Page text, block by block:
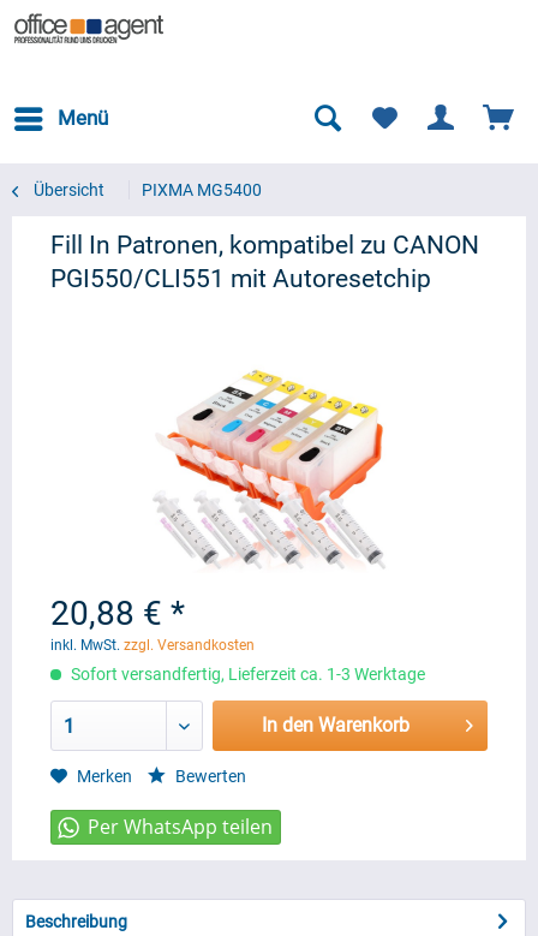
Menü
Übersicht PIXMA MG5400
Fill In Patronen, kompatibel zu CANON
PGI550/CLI551 mit Autoresetchip
20,88 € *
inkl. MwSt. zzgl. Versandkosten
Sofort versandfertig, Lieferzeit ca. 1-3 Werktage
1 In den Warenkorb
Merken Bewerten
Beschreibung